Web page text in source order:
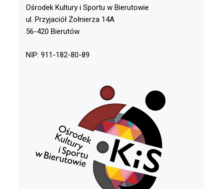
Ośrodek Kultury i Sportu w Bierutowie
ul. Przyjaciół Żołnierza 14A
56-420 Bierutów
NIP: 911-182-80-89